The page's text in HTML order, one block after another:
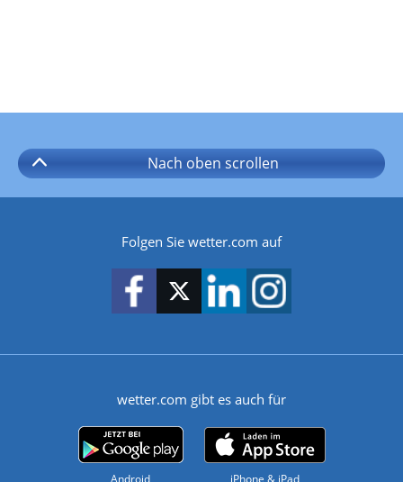
Nach oben scrollen
Folgen Sie wetter.com auf
wetter.com gibt es auch für
Android iPhone & iPad